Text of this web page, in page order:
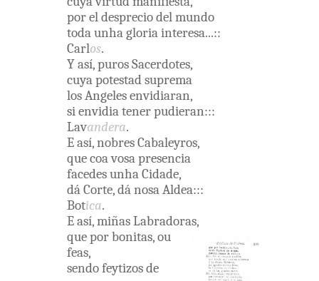
poreldespreciodelmundo
todaunhagloriainteresa...::
Carlos.
Yasí,purosSacerdotes,
cuyapotestadsuprema
losAngelesenvidiaran,
sienvidiatenerpudieran:::
Lavandera.
Easí,nobresCabaleyros,
quecoavosapresencia
facedesunhaCidade,
dáCorte,dánosaAldea:::
Botica.
Easí,miñasLabradoras,
queporbonitas,ou
feas,
sendofeytizosde